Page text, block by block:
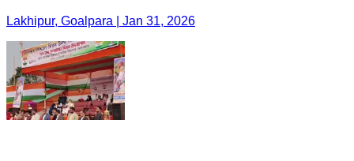
Lakhipur, Goalpara | Jan 31, 2026